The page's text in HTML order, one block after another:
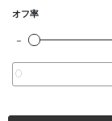
オフ率